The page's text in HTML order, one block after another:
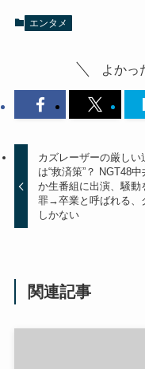
エンタメ
よかっ
カズレーザーの厳しい
は“救済策”？ NGT48中
か生番組に出演、騒動
罪→卒業と呼ばれる、
しかない
関連記事